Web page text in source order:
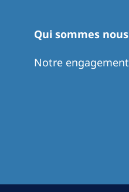
Qui sommes nous
Notre engagement